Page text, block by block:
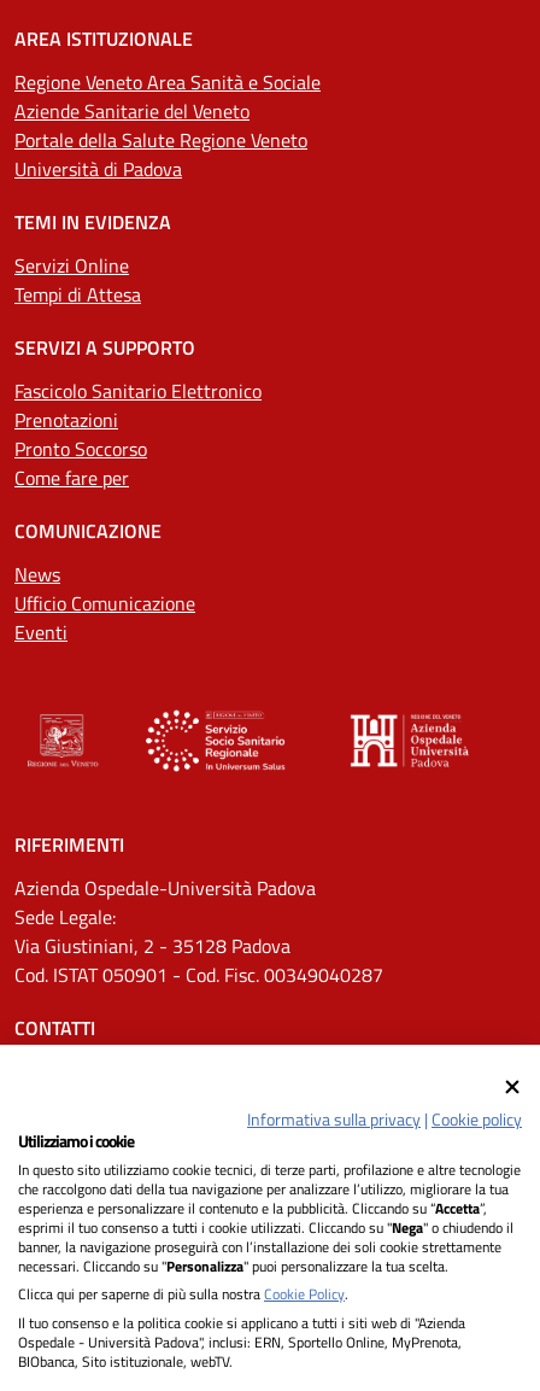
AREA ISTITUZIONALE
Regione Veneto Area Sanità e Sociale
Aziende Sanitarie del Veneto
Portale della Salute Regione Veneto
Università di Padova
TEMI IN EVIDENZA
Servizi Online
Tempi di Attesa
SERVIZI A SUPPORTO
Fascicolo Sanitario Elettronico
Prenotazioni
Pronto Soccorso
Come fare per
COMUNICAZIONE
News
Ufficio Comunicazione
Eventi
RIFERIMENTI
Azienda Ospedale-Università Padova
Sede Legale:
Via Giustiniani, 2 - 35128 Padova
Cod. ISTAT 050901 - Cod. Fisc. 00349040287
CONTATTI
Pec: protocollo.aopd@pecveneto.it
SEGUICI SU
Privacy
Dichiarazione di Accessibilità
Informativa sulla privacy|Cookie policy
Utilizziamo i cookie
In questo sito utilizziamo cookie tecnici, di terze parti, profilazione e altre tecnologie
che raccolgono dati della tua navigazione per analizzare l’utilizzo, migliorare la tua
esperienza e personalizzare il contenuto e la pubblicità. Cliccando su “Accetta”,
esprimi il tuo consenso a tutti i cookie utilizzati. Cliccando su "Nega" o chiudendo il
banner, la navigazione proseguirà con l’installazione dei soli cookie strettamente
necessari. Cliccando su "Personalizza" puoi personalizzare la tua scelta.
Clicca qui per saperne di più sulla nostraCookie Policy.
Il tuo consenso e la politica cookie si applicano a tutti i siti web di "Azienda
Ospedale - Università Padova", inclusi: ERN, Sportello Online, MyPrenota,
BIObanca, Sito istituzionale, webTV.